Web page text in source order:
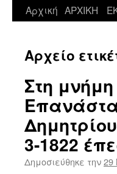
Αρχική ΑΡΧΙΚΗ
Αρχείο
Στη
3-1822
Δημοσιεύθηκε την29